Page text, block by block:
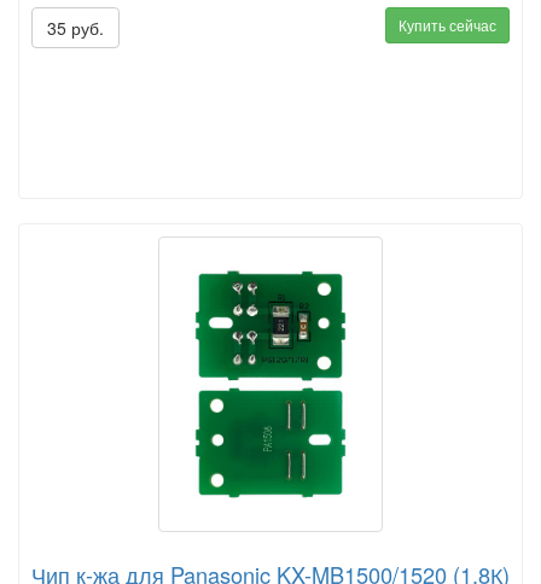
35 руб. Купить сейчас
Чип к-жа для Panasonic KX-MB1500/1520 (1,8К)